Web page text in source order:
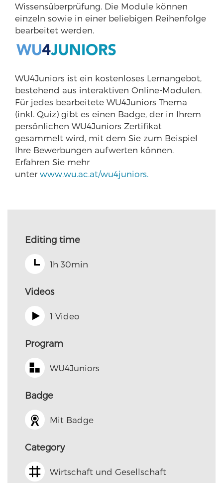
Wissensüberprüfung. Die Module können
einzeln sowie in einer beliebigen Reihenfolge
bearbeitet werden.
WU4Juniors ist ein kostenloses Lernangebot,
bestehend aus interaktiven Online-Modulen.
Für jedes bearbeitete WU4Juniors Thema
(inkl. Quiz) gibt es einen Badge, der in Ihrem
persönlichen WU4Juniors Zertifikat
gesammelt wird, mit dem Sie zum Beispiel
Ihre Bewerbungen aufwerten können.
Erfahren Sie mehr
unter www.wu.ac.at/wu4juniors.
Editing time
1h 30min
Videos
1 Video
Program
WU4Juniors
Badge
Mit Badge
Category
Wirtschaft und Gesellschaft